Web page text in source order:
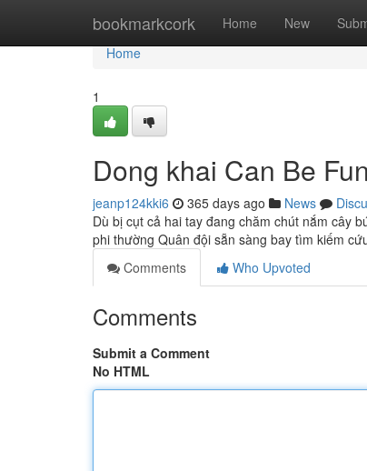
bookmarkcork Home New
Home
Home
1
Dong khai Can Be
jeanp124kki6 365 days ago News
Dù bị cụt cả hai tay đang chăm chút nắm cây
phi thường Quân đội sẵn sàng bay tìm kiếm
Comments
Who Upvoted
Comments
Submit a Comment
No HTML